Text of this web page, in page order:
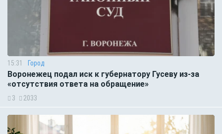
15:31 Город
Воронежец подал иск к губернатору Гусеву из-за
«отсутствия ответа на обращение»
3 2033